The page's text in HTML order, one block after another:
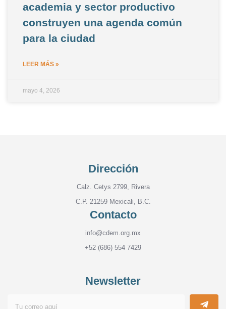
academia y sector productivo
construyen una agenda común
para la ciudad
LEER MÁS »
mayo 4, 2026
Dirección
Calz. Cetys 2799, Rivera
C.P. 21259 Mexicali, B.C.
Contacto
info@cdem.org.mx
+52 (686) 554 7429
Newsletter